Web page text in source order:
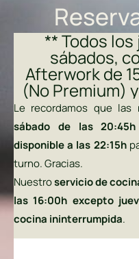
** Todos
sábados,
Afterwork de
(No Premium)
Le recordamos que las
sábado de las 20:45h
disponible a las 22:15h
turno. Gracias.
Nuestroservicio de
las 16:00h excepto
cocina ininterrumpida.